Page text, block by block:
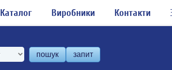
Каталог Виробники Контакти
пошук запит